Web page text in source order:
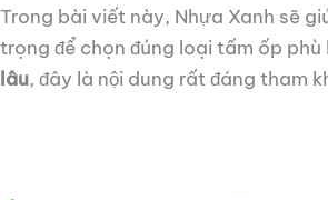
Trong bài viết này, Nhựa Xanh sẽ
trọng để chọn đúng loại tấm ốp
lâu, đây là nội dung rất đáng tham